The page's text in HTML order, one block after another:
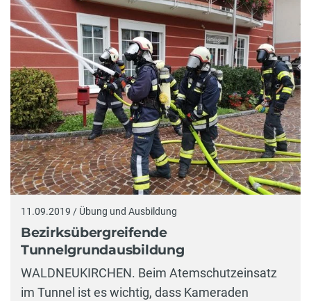
11.09.2019 / Übung und Ausbildung
Bezirksübergreifende
Tunnelgrundausbildung
WALDNEUKIRCHEN. Beim Atemschutzeinsatz
im Tunnel ist es wichtig, dass Kameraden